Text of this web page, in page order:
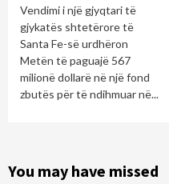
Vendimi i një gjyqtari të
gjykatës shtetërore të
Santa Fe-së urdhëron
Metën të paguajë 567
milionë dollarë në një fond
zbutës për të ndihmuar në...
You may have missed